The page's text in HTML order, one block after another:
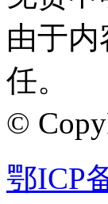
由于
任。
©
鄂ICP